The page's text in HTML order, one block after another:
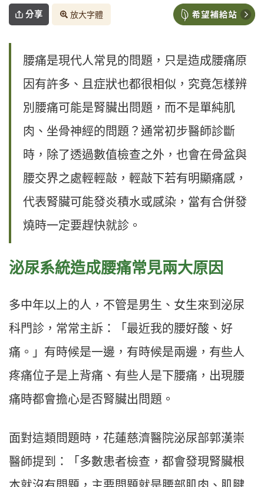
分享 放大字體
腰痛是現代人常見的問題，只是造成腰痛原
因有許多、且症狀也都很相似，究竟怎樣辨
別腰痛可能是腎臟出問題，而不是單純肌
肉、坐骨神經的問題？通常初步醫師診斷
時，除了透過數值檢查之外，也會在骨盆與
腰交界之處輕輕敲，輕敲下若有明顯痛感，
代表腎臟可能發炎積水或感染，當有合併發
燒時一定要趕快就診。
泌尿系統造成腰痛常見兩大原因
多中年以上的人，不管是男生、女生來到泌尿
科門診，常常主訴：「最近我的腰好酸、好
痛。」有時候是一邊，有時候是兩邊，有些人
疼痛位子是上背痛、有些人是下腰痛，出現腰
痛時都會擔心是否腎臟出問題。
面對這類問題時，花蓮慈濟醫院泌尿部郭漢崇
醫師提到：「多數患者檢查，都會發現腎臟根